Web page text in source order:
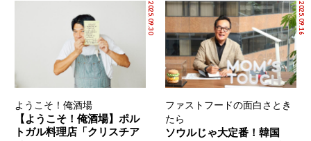
2025.09.30
ようこそ！俺酒場
【ようこそ！俺酒場】ポル
トガル料理店「クリスチア
2025.09.16
ファストフードの面白さとき
たら
ソウルじゃ大定番！韓国